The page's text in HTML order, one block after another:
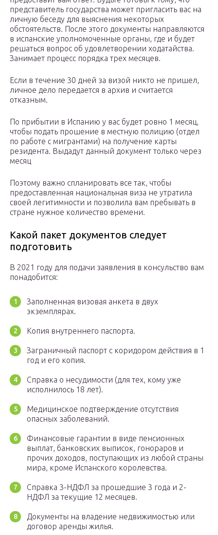
представитель государства может пригласить вас на
личную беседу для выяснения некоторых
обстоятельств. После этого документы направляются
в испанские уполномоченные органы, где и будет
решаться вопрос об удовлетворении ходатайства.
Занимает процесс порядка трех месяцев.
Если в течение 30 дней за визой никто не пришел,
личное дело передается в архив и считается
отказным.
По прибытии в Испанию у вас будет ровно 1 месяц,
чтобы подать прошение в местную полицию (отдел
по работе с мигрантами) на получение карты
резидента. Выдадут данный документ только через
месяц
Поэтому важно спланировать все так, чтобы
предоставленная национальная виза не утратила
своей легитимности и позволила вам пребывать в
стране нужное количество времени.
Какой пакет документов следует
подготовить
В 2021 году для подачи заявления в консульство вам
понадобится:
Заполненная визовая анкета в двух
экземплярах.
Копия внутреннего паспорта.
Заграничный паспорт с коридором действия в 1
год и его копия.
Справка о несудимости (для тех, кому уже
исполнилось 18 лет).
Медицинское подтверждение отсутствия
опасных заболеваний.
Финансовые гарантии в виде пенсионных
выплат, банковских выписок, гонораров и
прочих доходов, поступающих из любой страны
мира, кроме Испанского королевства.
Справка 3-НДФЛ за прошедшие 3 года и 2-
НДФЛ за текущие 12 месяцев.
Документы на владение недвижимостью или
договор аренды жилья.